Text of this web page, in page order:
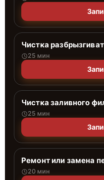
Чистка
25 мин
Чистка заливного
25 мин
Ремонт или замена
20 мин